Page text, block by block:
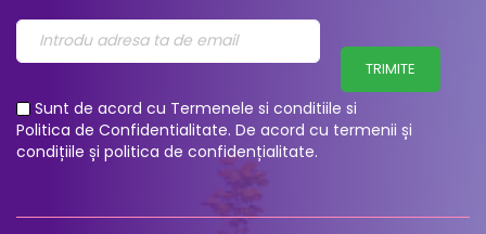
TRIMITE
Sunt de acord cu Termenele si conditiile si
Politica de Confidentialitate.